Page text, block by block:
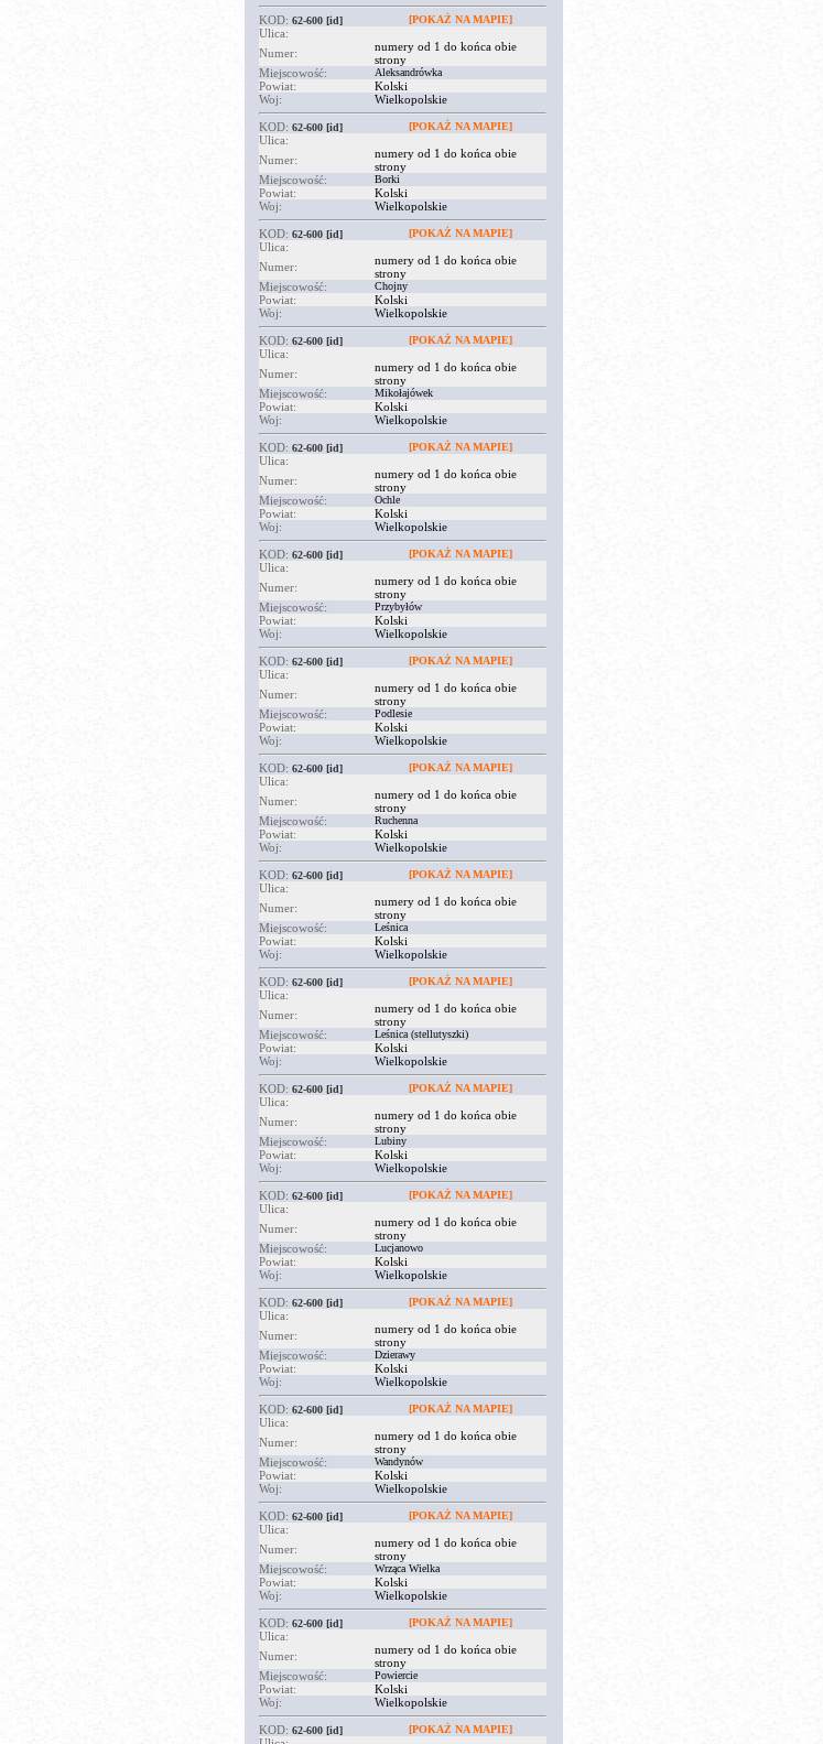
KOD: 62-600 [id] [POKAŻ NA MAPIE]
Ulica:
Numer:
numery od 1 do końca obie
strony
Miejscowość:
Aleksandrówka
Powiat:
Kolski
Woj:
Wielkopolskie
KOD: 62-600 [id] [POKAŻ NA MAPIE]
Ulica:
Numer:
numery od 1 do końca obie
strony
Miejscowość:
Borki
Powiat:
Kolski
Woj:
Wielkopolskie
KOD: 62-600 [id] [POKAŻ NA MAPIE]
Ulica:
Numer:
numery od 1 do końca obie
strony
Miejscowość:
Chojny
Powiat:
Kolski
Woj:
Wielkopolskie
KOD: 62-600 [id] [POKAŻ NA MAPIE]
Ulica:
Numer:
numery od 1 do końca obie
strony
Miejscowość:
Mikołajówek
Powiat:
Kolski
Woj:
Wielkopolskie
KOD: 62-600 [id] [POKAŻ NA MAPIE]
Ulica:
Numer:
numery od 1 do końca obie
strony
Miejscowość:
Ochle
Powiat:
Kolski
Woj:
Wielkopolskie
KOD: 62-600 [id] [POKAŻ NA MAPIE]
Ulica:
Numer:
numery od 1 do końca obie
strony
Miejscowość:
Przybyłów
Powiat:
Kolski
Woj:
Wielkopolskie
KOD: 62-600 [id] [POKAŻ NA MAPIE]
Ulica:
Numer:
numery od 1 do końca obie
strony
Miejscowość:
Podlesie
Powiat:
Kolski
Woj:
Wielkopolskie
KOD: 62-600 [id] [POKAŻ NA MAPIE]
Ulica:
Numer:
numery od 1 do końca obie
strony
Miejscowość:
Ruchenna
Powiat:
Kolski
Woj:
Wielkopolskie
KOD: 62-600 [id] [POKAŻ NA MAPIE]
Ulica:
Numer:
numery od 1 do końca obie
strony
Miejscowość:
Leśnica
Powiat:
Kolski
Woj:
Wielkopolskie
KOD: 62-600 [id] [POKAŻ NA MAPIE]
Ulica:
Numer:
numery od 1 do końca obie
strony
Miejscowość:
Leśnica (stellutyszki)
Powiat:
Kolski
Woj:
Wielkopolskie
KOD: 62-600 [id] [POKAŻ NA MAPIE]
Ulica:
Numer:
numery od 1 do końca obie
strony
Miejscowość:
Lubiny
Powiat:
Kolski
Woj:
Wielkopolskie
KOD: 62-600 [id] [POKAŻ NA MAPIE]
Ulica:
Numer:
numery od 1 do końca obie
strony
Miejscowość:
Lucjanowo
Powiat:
Kolski
Woj:
Wielkopolskie
KOD: 62-600 [id] [POKAŻ NA MAPIE]
Ulica:
Numer:
numery od 1 do końca obie
strony
Miejscowość:
Dzierawy
Powiat:
Kolski
Woj:
Wielkopolskie
KOD: 62-600 [id] [POKAŻ NA MAPIE]
Ulica:
Numer:
numery od 1 do końca obie
strony
Miejscowość:
Wandynów
Powiat:
Kolski
Woj:
Wielkopolskie
KOD: 62-600 [id] [POKAŻ NA MAPIE]
Ulica:
Numer:
numery od 1 do końca obie
strony
Miejscowość:
Wrząca Wielka
Powiat:
Kolski
Woj:
Wielkopolskie
KOD: 62-600 [id] [POKAŻ NA MAPIE]
Ulica:
Numer:
numery od 1 do końca obie
strony
Miejscowość:
Powiercie
Powiat:
Kolski
Woj:
Wielkopolskie
KOD: 62-600 [id] [POKAŻ NA MAPIE]